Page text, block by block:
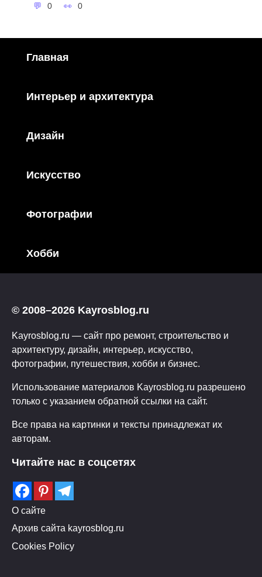
0 0
Главная
Интерьер и архитектура
Дизайн
Искусство
Фотографии
Хобби
© 2008–2026 Kayrosblog.ru
Kayrosblog.ru — сайт про ремонт, строительство и
архитектуру, дизайн, интерьер, искусство,
фотографии, путешествия, хобби и бизнес.
Использование материалов Kayrosblog.ru разрешено
только с указанием обратной ссылки на сайт.
Все права на картинки и тексты принадлежат их
авторам.
Читайте нас в соцсетях
О сайте
Архив сайта kayrosblog.ru
Cookies Policy